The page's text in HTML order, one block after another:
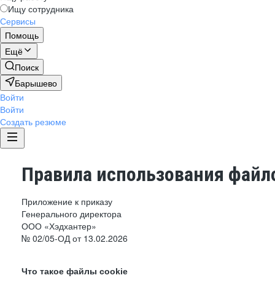
Ищу сотрудника
Сервисы
Помощь
Ещё
Поиск
Барышево
Войти
Войти
Создать резюме
Правила использования
Приложение к приказу
Генерального директора
ООО «Хэдхантер»
№ 02/05-ОД от 13.02.2026
Что такое файлы cookie